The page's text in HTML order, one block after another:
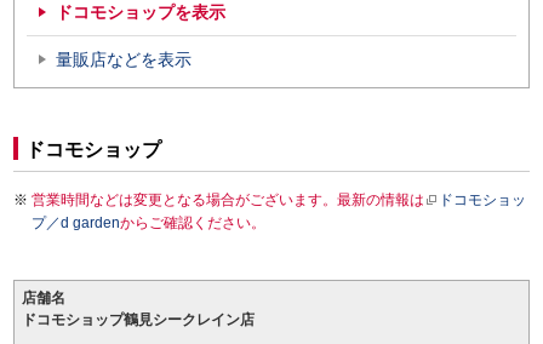
ドコモショップを表示
量販店などを表示
ドコモショップ
営業時間などは変更となる場合がございます。最新の情報は
ドコモショッ
プ／d gardenからご確認ください。
店舗名
ドコモショップ鶴見シークレイン店